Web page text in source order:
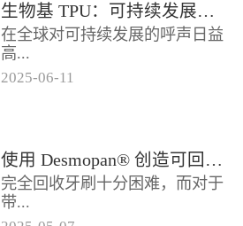
积淀，成为科思创 TPU 授权经销
商，为市场提供高品质的TP...
生物基 TPU：可持续发展的材料新贵
在全球对可持续发展的呼声日益
高...
TP...
2025-06-11
使用 Desmopan® 创造可回收的热塑性聚氨酯牙刷头
完全回收牙刷十分困难，而对于
带...